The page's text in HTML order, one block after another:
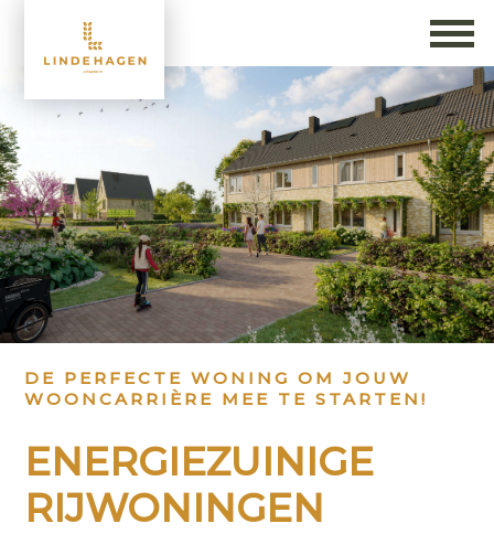
DE PERFECTE WONING OM JOUW
WOONCARRIÈRE MEE TE STARTEN!
ENERGIEZUINIGE
RIJWONINGEN